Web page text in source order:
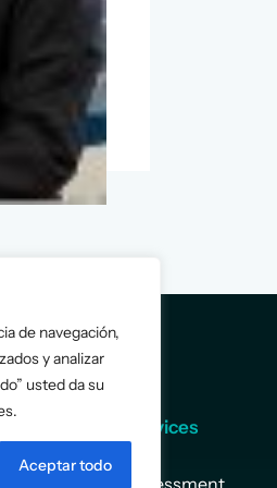
de navegación,
y analizar
usted da su
Aceptar todo
de 2019
Services